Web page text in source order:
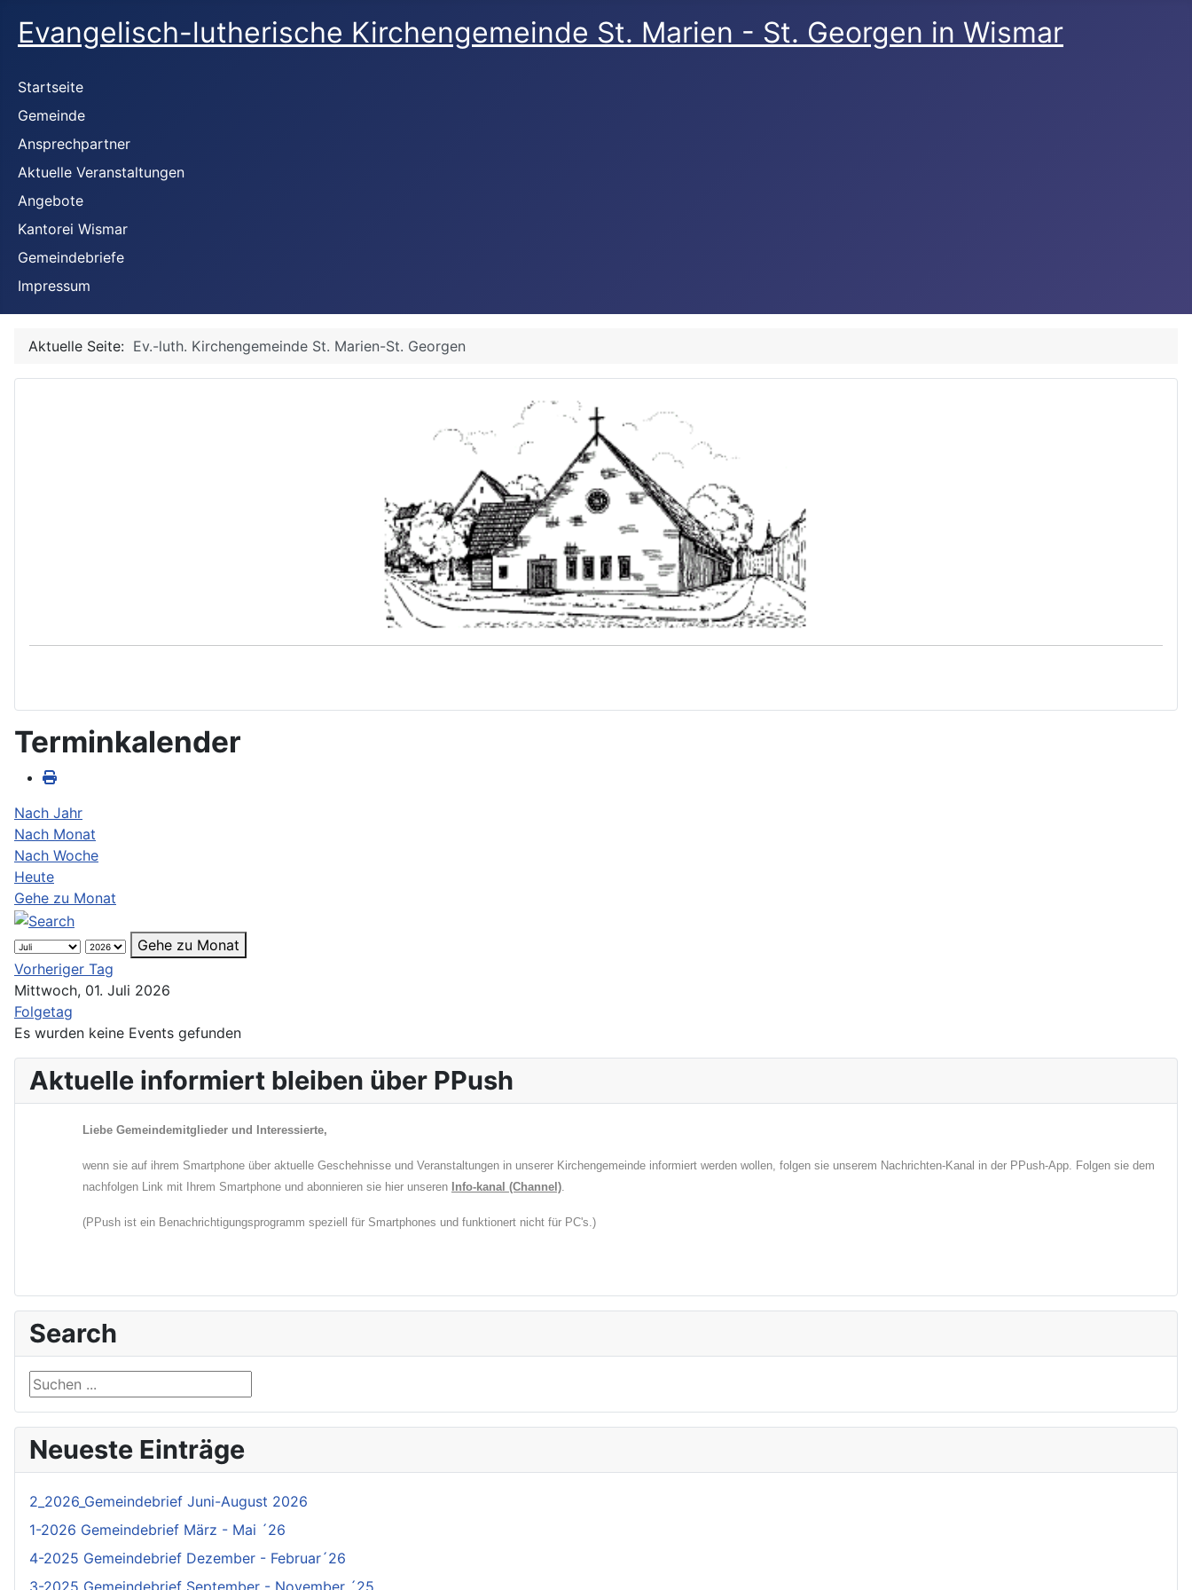
Evangelisch-lutherische Kirchengemeinde St. Marien - St. Georgen in Wismar
Startseite
Gemeinde
Ansprechpartner
Aktuelle Veranstaltungen
Angebote
Kantorei Wismar
Gemeindebriefe
Impressum
Aktuelle Seite: Ev.-luth. Kirchengemeinde St. Marien-St. Georgen
Terminkalender
Nach Jahr
Nach Monat
Nach Woche
Heute
Gehe zu Monat
Gehe zu Monat
Vorheriger Tag
Mittwoch, 01. Juli 2026
Folgetag
Es wurden keine Events gefunden
Aktuelle informiert bleiben über PPush
Liebe Gemeindemitglieder und Interessierte,
wenn sie auf ihrem Smartphone über aktuelle Geschehnisse und Veranstaltungen in unserer Kirchengemeinde informiert werden wollen, folgen sie unserem Nachrichten-Kanal in der PPush-App. Folgen sie dem
nachfolgen Link mit Ihrem Smartphone und abonnieren sie hier unseren Info-kanal (Channel)
(PPush ist ein Benachrichtigungsprogramm speziell für Smartphones und funktionert nicht für PC's.)
Search
Suchen ...
Neueste Einträge
2_2026_Gemeindebrief Juni-August 2026
1-2026 Gemeindebrief März - Mai ´26
4-2025 Gemeindebrief Dezember - Februar´26
3-2025 Gemeindebrief September - November ´25